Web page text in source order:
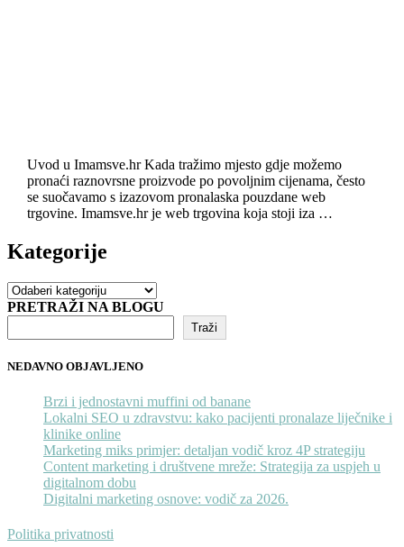
Uvod u Imamsve.hr Kada tražimo mjesto gdje možemo
pronaći raznovrsne proizvode po povoljnim cijenama, često
se suočavamo s izazovom pronalaska pouzdane web
trgovine. Imamsve.hr je web trgovina koja stoji iza …
Kategorije
Kategorije
PRETRAŽI NA BLOGU
Traži
NEDAVNO OBJAVLJENO
Brzi i jednostavni muffini od banane
Lokalni SEO u zdravstvu: kako pacijenti pronalaze liječnike i
klinike online
Marketing miks primjer: detaljan vodič kroz 4P strategiju
Content marketing i društvene mreže: Strategija za uspjeh u
digitalnom dobu
Digitalni marketing osnove: vodič za 2026.
Politika privatnosti